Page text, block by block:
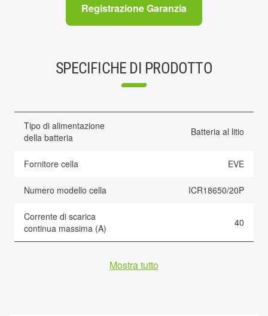
Registrazione Garanzia
SPECIFICHE DI PRODOTTO
Tipo di alimentazione
della batteria
Batteria al litio
Fornitore cella EVE
Numero modello cella ICR18650/20P
Corrente di scarica
continua massima (A)
40
Mostra tutto